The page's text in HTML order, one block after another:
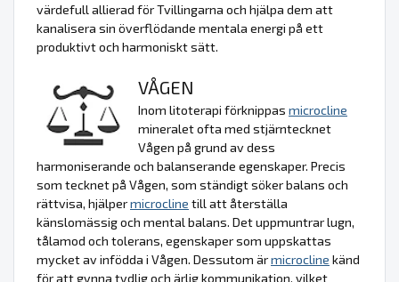
värdefull allierad för Tvillingarna och hjälpa dem att
kanalisera sin överflödande mentala energi på ett
produktivt och harmoniskt sätt.
VÅGEN
Inom litoterapi förknippas microcline
mineralet ofta med stjärntecknet
Vågen på grund av dess
harmoniserande och balanserande egenskaper. Precis
som tecknet på Vågen, som ständigt söker balans och
rättvisa, hjälpermicrocline till att återställa
känslomässig och mental balans. Det uppmuntrar lugn,
tålamod och tolerans, egenskaper som uppskattas
mycket av infödda i Vågen. Dessutom ärmicrocline känd
för att gynna tydlig och ärlig kommunikation, vilket